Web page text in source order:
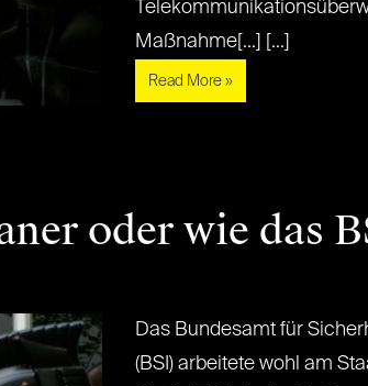
Maßnahme[...] [...]
Read More »
oder wie das
Das Bundesamt für
(BSI) arbeitete wohl am